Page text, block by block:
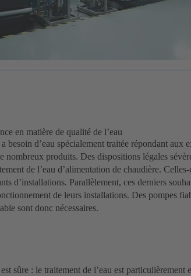
en matière de qualité de l’eau
besoin d’eau spécialement traitée répondant aux
nombreux produits. Des dispositions légales
de l’eau d’alimentation de chaudière.
d’installations. Parallèlement, ces derniers
de leurs installations. Des pompes
sont donc nécessaires.
sûre : le traitement de l’eau est particulièrement